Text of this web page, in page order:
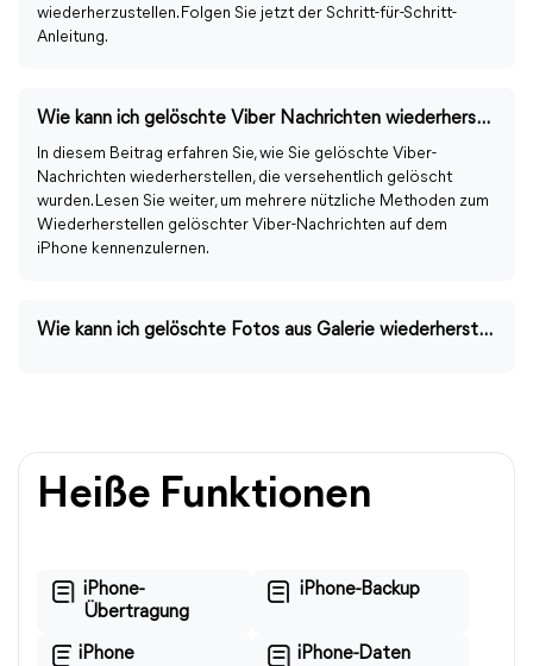
wiederherzustellen. Folgen Sie jetzt der Schritt-für-Schritt-
Anleitung.
Wie kann ich gelöschte Viber Nachrichten wiederherstellen?
In diesem Beitrag erfahren Sie, wie Sie gelöschte Viber-
Nachrichten wiederherstellen, die versehentlich gelöscht
wurden. Lesen Sie weiter, um mehrere nützliche Methoden zum
Wiederherstellen gelöschter Viber-Nachrichten auf dem
iPhone kennenzulernen.
Wie kann ich gelöschte Fotos aus Galerie wiederherstellen auf iPhone/Android?
Heiße Funktionen
iPhone-
Übertragung
iPhone-Backup
iPhone
iPhone-Daten